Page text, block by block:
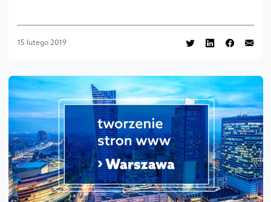
15 lutego 2019